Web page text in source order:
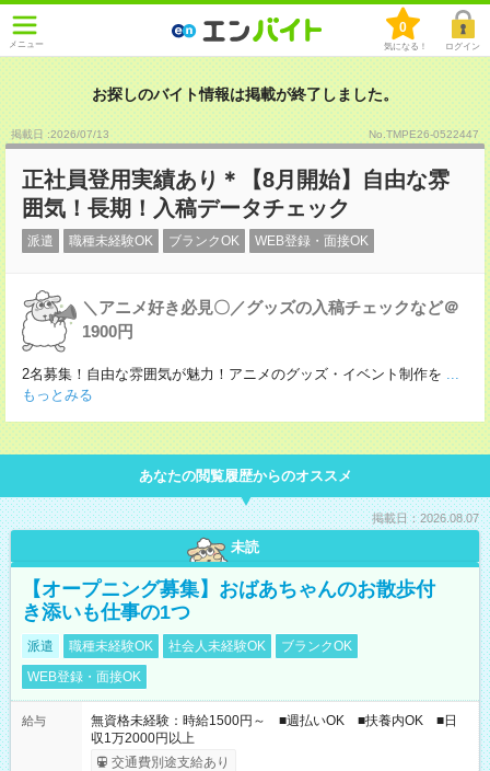
メニュー
0
気になる！ ログイン
お探しのバイト情報は掲載が終了しました。
掲載日 :2026/07/13 No.TMPE26-0522447
正社員登用実績あり＊【8月開始】自由な雰
囲気！長期！入稿データチェック
派遣 職種未経験OK ブランクOK WEB登録・面接OK
＼アニメ好き必見〇／グッズの入稿チェックなど＠
1900円
2名募集！自由な雰囲気が魅力！アニメのグッズ・イベント制作を ...
もっとみる
あなたの閲覧履歴からのオススメ
掲載日：2026.08.07
未読
【オープニング募集】おばあちゃんのお散歩付
き添いも仕事の1つ
派遣 職種未経験OK 社会人未経験OK
ブランクOK
WEB登録・面接OK
給与
無資格未経験：時給1500円～ ■週払いOK ■扶養内OK ■日
収1万2000円以上
交通費別途支給あり